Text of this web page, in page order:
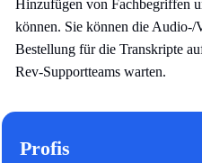
Hinzufügen von Fachbegriffen
können. Sie können die Audio-/
Bestellung für die Transkripte
Rev-Supportteams warten.
Profis